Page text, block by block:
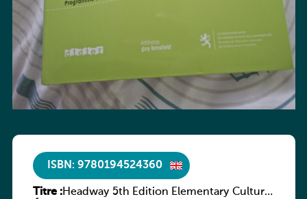
ISBN: 9780194524360
Titre :Headway 5th Edition Elementary Culture